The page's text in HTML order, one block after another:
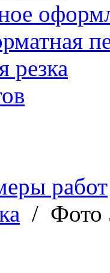
резка
работ
/ Фото